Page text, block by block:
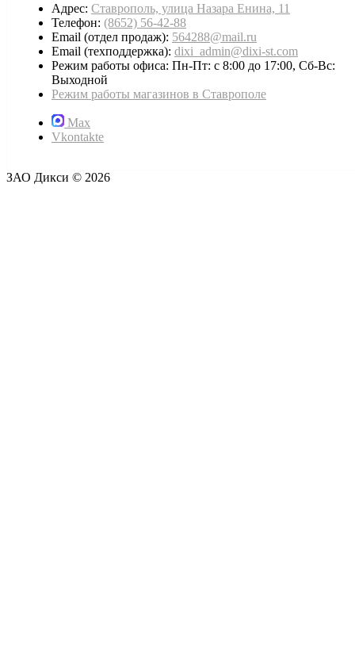
Адрес: Ставрополь, улица Назара Енина, 11
Телефон: (8652) 56-42-88
Email (отдел продаж): 564288@mail.ru
Email (техподдержка): dixi_admin@dixi-st.com
Режим работы офиса: Пн-Пт: с 8:00 до 17:00, Сб-Вс:
Выходной
Режим работы магазинов в Ставрополе
Max
Vkontakte
ЗАО Дикси © 2026